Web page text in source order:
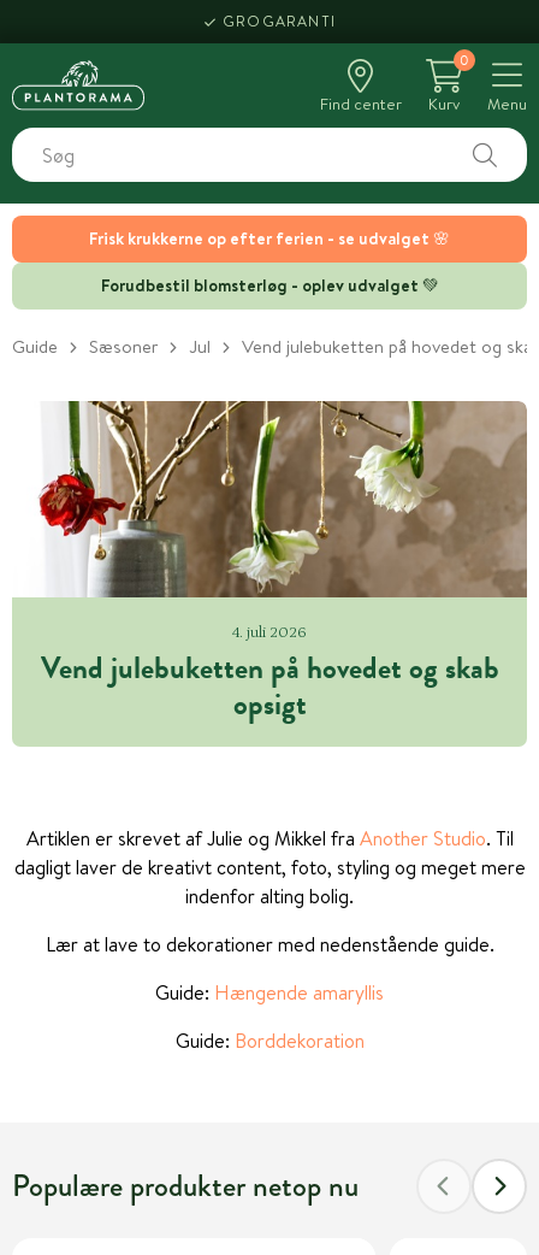
Frisk krukkerne op efter ferien - se udvalget 🌸
Forudbestil blomsterløg - oplev udvalget 💚
GROGARANTI
Find center
0
Kurv
Menu
Guide Sæsoner Jul Vend julebuketten på hovedet og
4. juli 2026
Vend julebuketten på hovedet og skab
opsigt
Artiklen er skrevet af Julie og Mikkel fra Another Studio. Til
dagligt laver de kreativt content, foto, styling og meget mere
indenfor alting bolig.
Lær at lave to dekorationer med nedenstående guide.
Guide: Hængende amaryllis
Guide: Borddekoration
Populære produkter netop nu